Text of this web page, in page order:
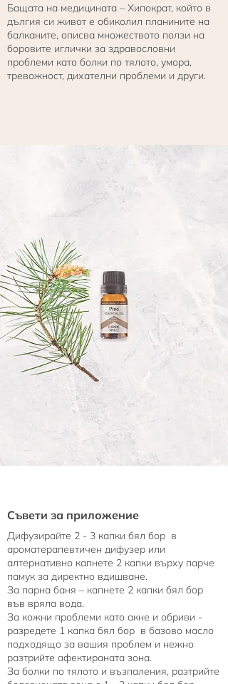
Бащата на медицината – Хипократ, който в
дългия си живот е обиколил планините на
балканите, описва множеството ползи на
боровите иглички за здравословни
проблеми като болки по тялото, умора,
тревожност, дихателни проблеми и други.
Съвети за приложение
Дифузирайте 2 - 3 капки бял бор в
ароматерапевтичен дифузер или
алтернативно капнете 2 капки върху парче
памук за директно вдишване.
За парна баня – капнете 2 капки бял бор
във вряла вода.
За кожни проблеми като акне и обриви -
разредете 1 капка бял бор в базово масло
подходящо за вашия проблем и нежно
разтрийте афектираната зона.
За болки по тялото и възпаления, разтрийте